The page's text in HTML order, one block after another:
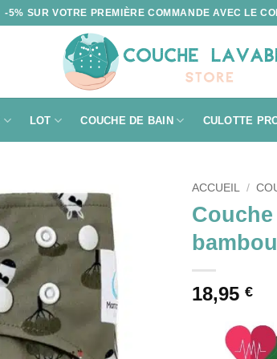
-5% SUR VOTRE PREMIÈRE COMMANDE AVEC LE
LOT COUCHE DE BAIN CULOTTE
ACCUEIL /
18,95 €